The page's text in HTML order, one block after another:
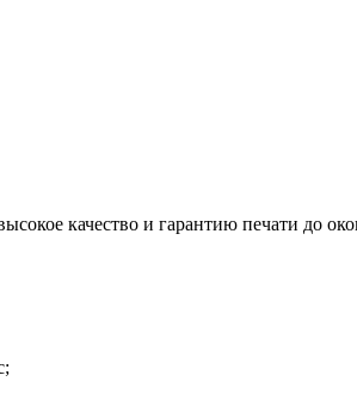
качество и гарантию печати до